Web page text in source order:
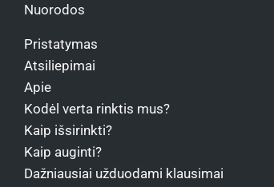
Nuorodos
Pristatymas
Atsiliepimai
Apie
Kodėl verta rinktis mus?
Kaip išsirinkti?
Kaip auginti?
Dažniausiai užduodami klausimai